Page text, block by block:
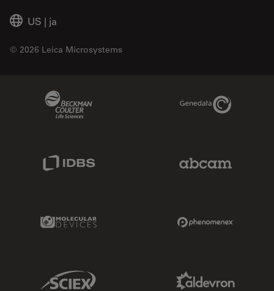
US | ja
© 2026 Leica Microsystems
Genedata Link
Molecular Devices Link
Sciex Link